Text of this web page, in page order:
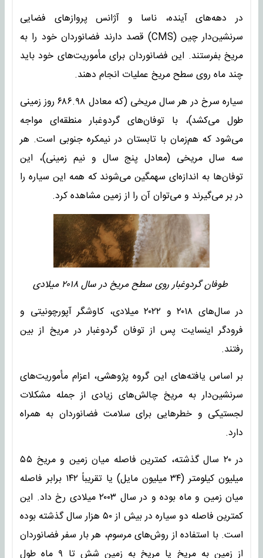
در دهه‌های آینده، ناسا و آژانس پروازهای فضایی
سرنشین‌دار چین (CMS) قصد دارند فضانوردان خود را به
مریخ بفرستند. این فضانوردان برای مأموریت‌های خود باید
چند ماه روی سطح مریخ عملیات انجام دهند.
سیاره سرخ در هر سال مریخی (که معادل ۶۸۶.۹۸ روز زمینی
طول می‌کشد)، با توفان‌های گردوغبار منطقه‌ای مواجه
می‌شود که هم‌زمان با تابستان در نیمکره جنوبی است. هر
سه سال مریخی (معادل پنج سال و نیم زمینی)، این
توفان‌ها به اندازه‌ای سهمگین می‌شوند که همه این سیاره را
در بر می‌گیرند و می‌توان آن را از زمین مشاهده کرد.
طوفان گردوغبار روی سطح مریخ در سال ۲۰۱۸ میلادی
در سال‌های ۲۰۱۸ و ۲۰۲۲ میلادی، کاوشگر آپورچونیتی و
فرودگر اینسایت پس از توفان گردوغبار در مریخ از بین
رفتند.
بر اساس یافته‌های این گروه پژوهشی، اعزام مأموریت‌های
سرنشین‌دار به مریخ چالش‌های زیادی از جمله مشکلات
لجستیکی و خطرهایی برای سلامت فضانوردان به همراه
دارد.
در ۲۰ سال گذشته، کمترین فاصله میان زمین و مریخ ۵۵
میلیون کیلومتر (۳۴ میلیون مایل) یا تقریباً ۱۴۲ برابر فاصله
میان زمین و ماه بوده و در سال ۲۰۰۳ میلادی رخ داد. این
کمترین فاصله دو سیاره در بیش از ۵۰ هزار سال گذشته بوده
است. با استفاده از روش‌های مرسوم، هر بار سفر فضانوردان
از زمین به مریخ یا مریخ به زمین شش تا ۹ ماه طول